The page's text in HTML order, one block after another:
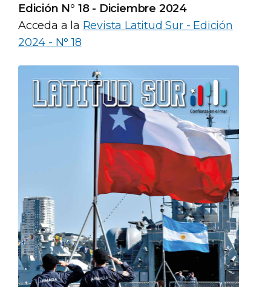
Edición N° 18 - Diciembre 2024
Acceda a la Revista Latitud Sur - Edición
2024 - N° 18